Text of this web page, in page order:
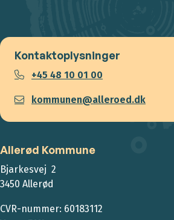
Kontaktoplysninger
+45 48 10 01 00
kommunen@alleroed.dk
Allerød Kommune
Bjarkesvej 2
3450 Allerød
CVR-nummer: 60183112